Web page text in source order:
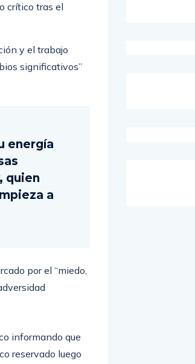
crítico tras el
y el trabajo
significativos”
energía
quien
a
por el “miedo,
informando que
reservado luego